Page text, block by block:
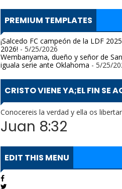
PREMIUM TEMPLATES
¡Salcedo FC campeón de la LDF
2026! - 5/25/2026
Wembanyama, dueño y señor de
iguala serie ante Oklahoma - 5/25/
CRISTO VIENE YA;EL FIN SE
Conocereis la verdad y ella os
Juan 8:32
EDIT THIS MENU